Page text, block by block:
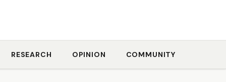
RESEARCH OPINION COMMUNITY